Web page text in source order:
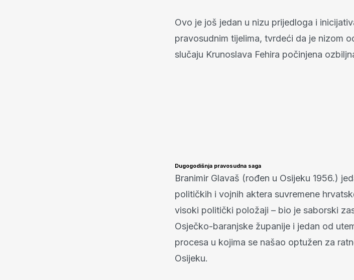
Ovo je još jedan u nizu prijedloga i
pravosudnim tijelima, tvrdeći da je nizom
slučaju Krunoslava Fehira počinjena
Dugogodišnja pravosudna saga
Branimir Glavaš (rođen u Osijeku 1956.)
političkih i vojnih aktera suvremene
visoki politički položaji – bio je saborski
Osječko-baranjske županije i jedan od
procesa u kojima se našao optužen za
Osijeku.